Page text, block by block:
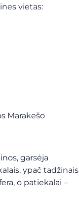
vietas:
Marakešo
garsėja
ypač tadžinais
o patiekalai –